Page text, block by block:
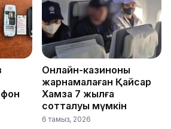
Онлайн-казиноны
жарнамалаған Қайсар
Хамза 7 жылға
сотталуы мүмкін
6 тамыз, 2026